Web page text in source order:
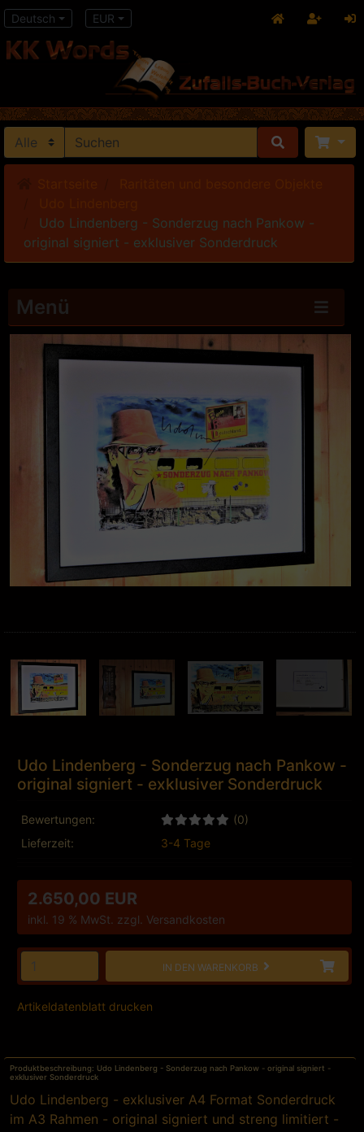
Deutsch EUR
Udo Lindenberg - Sonderzug nach Pankow -
original signiert - exklusiver Sonderdruck
Menü
Udo Lindenberg - Sonderzug nach Pankow -
original signiert - exklusiver Sonderdruck
Bewertungen:
(0)
Lieferzeit:
3-4 Tage
2.650,00 EUR
inkl. 19 % MwSt. zzgl. Versandkosten
IN DEN WARENKORB
Artikeldatenblatt drucken
Produktbeschreibung: Udo Lindenberg - Sonderzug nach Pankow - original signiert -
exklusiver Sonderdruck
Udo Lindenberg - exklusiver A4 Format Sonderdruck
im A3 Rahmen - original signiert und streng limitiert -